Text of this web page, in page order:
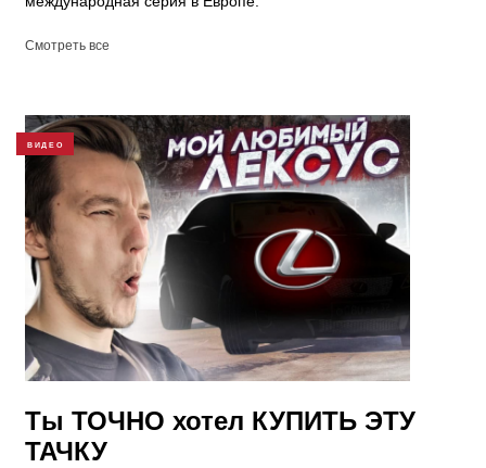
Смотреть все
ВИДЕО
Ты ТОЧНО хотел КУПИТЬ ЭТУ
ТАЧКУ